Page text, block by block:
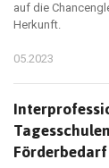
auf die
Herkunft.
05.2023
Förderbedarf